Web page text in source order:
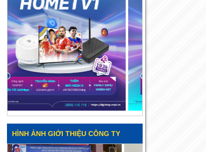
HÌNH ẢNH GIỚI THIỆU CÔNG TY